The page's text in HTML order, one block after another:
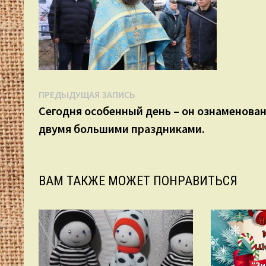
Навигация
по
записям
ПРЕДЫДУЩАЯ ЗАПИСЬ
запись:
Сегодня особенный день – он
двумя большими праздниками.
ВАМ ТАКЖЕ МОЖЕТ ПОНРАВИТЬСЯ